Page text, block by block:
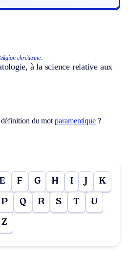
chrétienne.
à la science relative aux
définition du motparamentique ?
E F G H I J K
P Q R S T U
Z